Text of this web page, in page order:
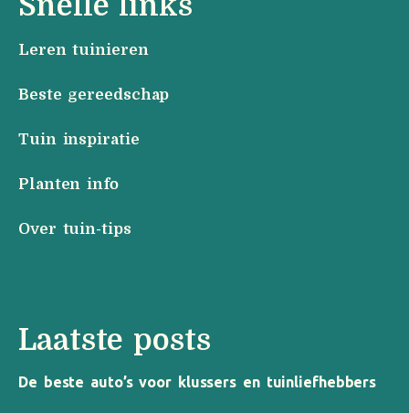
Leren tuinieren
Beste gereedschap
Tuin inspiratie
Planten info
Over tuin-tips
Laatste posts
De beste auto’s voor klussers en tuinliefhebbers